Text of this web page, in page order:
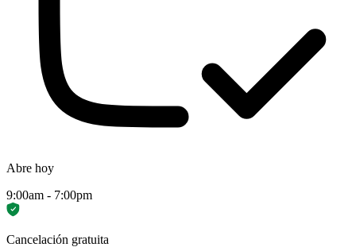
Abre hoy
9:00am - 7:00pm
Cancelación gratuita